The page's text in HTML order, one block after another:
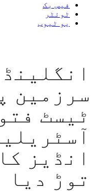
فیس بک
ٹوئٹر
یو ٹیوب
سرزمین
ٹیسٹ
انڈیز
توڑ دیا